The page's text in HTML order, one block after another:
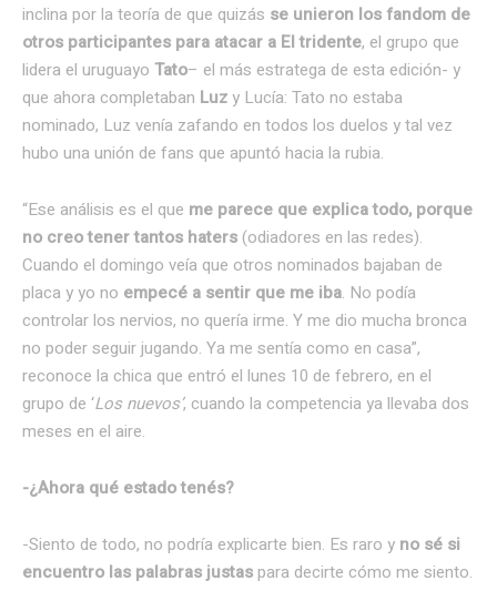
inclina por la teoría de que quizás se unieron los fandom de
otros participantes para atacar a El tridente, el grupo que
lidera el uruguayo Tato– el más estratega de esta edición- y
que ahora completaban Luzy Lucía: Tato no estaba
nominado, Luz venía zafando en todos los duelos y tal vez
hubo una unión de fans que apuntó hacia la rubia.
“Ese análisis es el que me parece que explica todo, porque
no creo tener tantos haters (odiadores en las redes).
Cuando el domingo veía que otros nominados bajaban de
placa y yo no empecé a sentir que me iba. No podía
controlar los nervios, no quería irme. Y me dio mucha bronca
no poder seguir jugando. Ya me sentía como en casa”,
reconoce la chica que entró el lunes 10 de febrero, en el
grupo de ‘Los nuevos’, cuando la competencia ya llevaba dos
meses en el aire.
-¿Ahora qué estado tenés?
-Siento de todo, no podría explicarte bien. Es raro y no sé si
encuentro las palabras justas para decirte cómo me siento.